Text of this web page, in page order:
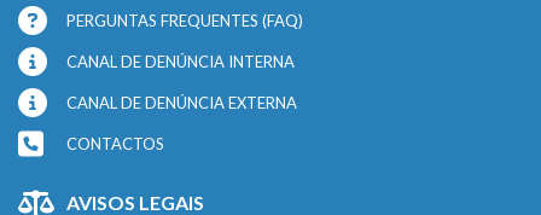
PERGUNTAS FREQUENTES (FAQ)
CANAL DE DENÚNCIA INTERNA
CANAL DE DENÚNCIA EXTERNA
CONTACTOS
AVISOS LEGAIS